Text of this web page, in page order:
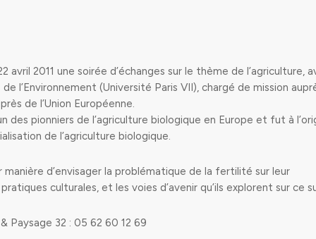
avril 2011 une soirée d’échanges sur le thème de l’agriculture,
l’Environnement (Université Paris VII), chargé de mission
de l’Union Européenne.
des pionniers de l’agriculture biologique en Europe et fut à
de l’agriculture biologique.
d’envisager la problématique de la fertilité sur leur
culturales, et les voies d’avenir qu’ils explorent sur ce
Paysage 32 : 05 62 60 12 69